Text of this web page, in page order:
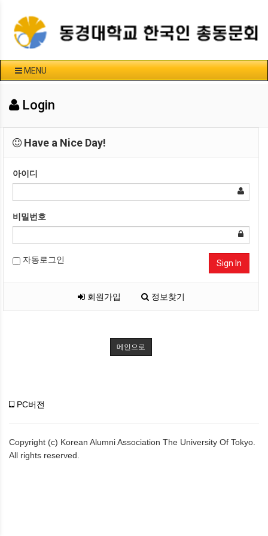
MENU
Login
Have a Nice Day!
아이디
비밀번호
자동로그인 Sign In
회원가입 정보찾기
메인으로
PC버전
Copyright (c) Korean Alumni Association The University Of Tokyo.
All rights reserved.